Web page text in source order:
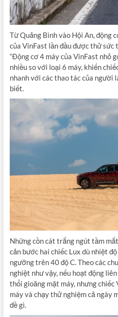
Từ Quảng Bình vào Hội An, động
của VinFast lần đầu được thử sức
“Động cơ 4 máy của VinFast nhỏ
nhiều so với loại 6 máy, khiến
nhanh với các thao tác của người
biết.
Những cồn cát trắng ngút tầm
cản bước hai chiếc Lux dù nhiệt
ngưỡng trên 40 độ C. Theo các
nghiệt như vậy, nếu hoạt động
thổi gioăng mặt máy, nhưng chiếc
máy và chạy thử nghiệm cả ngày
đề gì.